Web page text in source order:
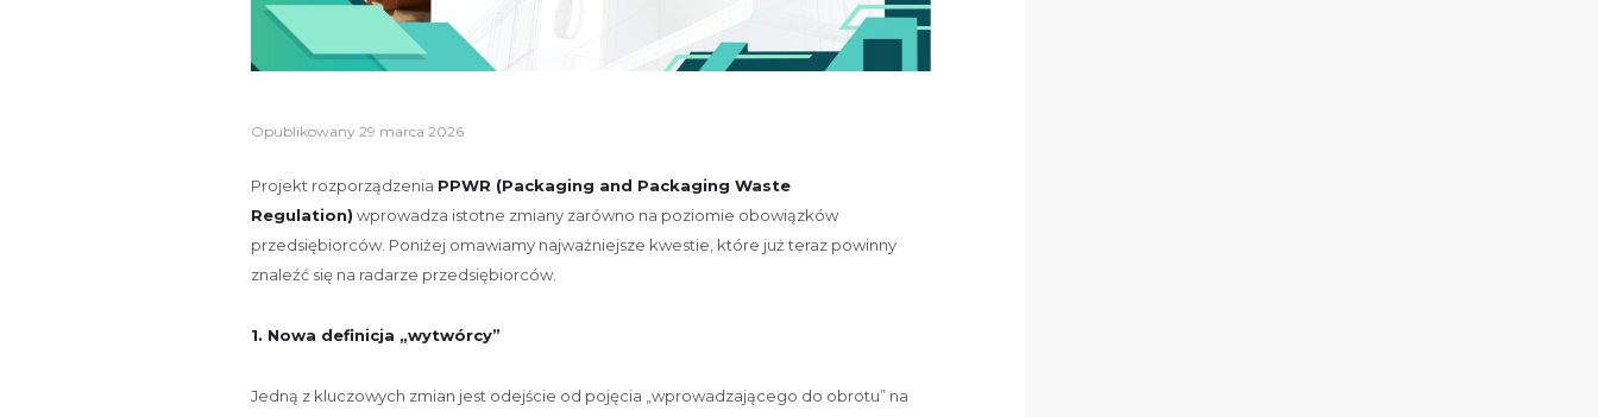
Opublikowany 29 marca 2026
Projekt rozporządzenia PPWR (Packaging and Packaging Waste
Regulation) wprowadza istotne zmiany zarówno na poziomie obowiązków
przedsiębiorców. Poniżej omawiamy najważniejsze kwestie, które już teraz powinny
znaleźć się na radarze przedsiębiorców.
1. Nowa definicja „wytwórcy”
Jedną z kluczowych zmian jest odejście od pojęcia „wprowadzającego do obrotu” na